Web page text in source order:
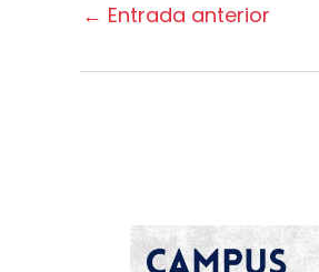
← Entrada anterior